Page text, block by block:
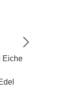
Eiche